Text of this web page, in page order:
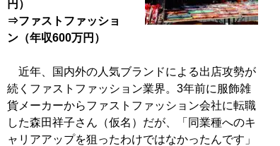
円）
⇒ファストファッショ
ン（年収600万円）
近年、国内外の人気ブランドによる出店攻勢が
続くファストファッション業界。3年前に服飾雑
貨メーカーからファストファッション会社に転職
した森田祥子さん（仮名）だが、「同業種へのキ
ャリアアップを狙ったわけではなかったんです」